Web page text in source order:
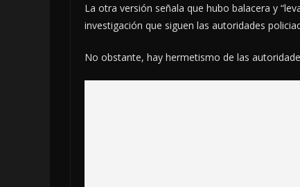
La otra versión señala que hubo balacera y
investigación que siguen las autoridades
No obstante, hay hermetismo de las